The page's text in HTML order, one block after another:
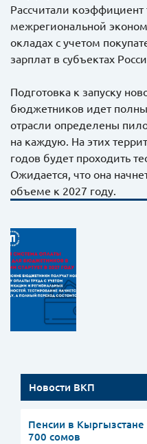
Рассчитали
межрегиональной
окладах с учетом
зарплат в субъектах
Подготовка к запуску
бюджетников идет
отрасли определены
на каждую. На этих
годов будет проходить
Ожидается, что она
объеме к 2027 году.
Новости ВКП
Пенсии в Кыргызстане
700 сомов